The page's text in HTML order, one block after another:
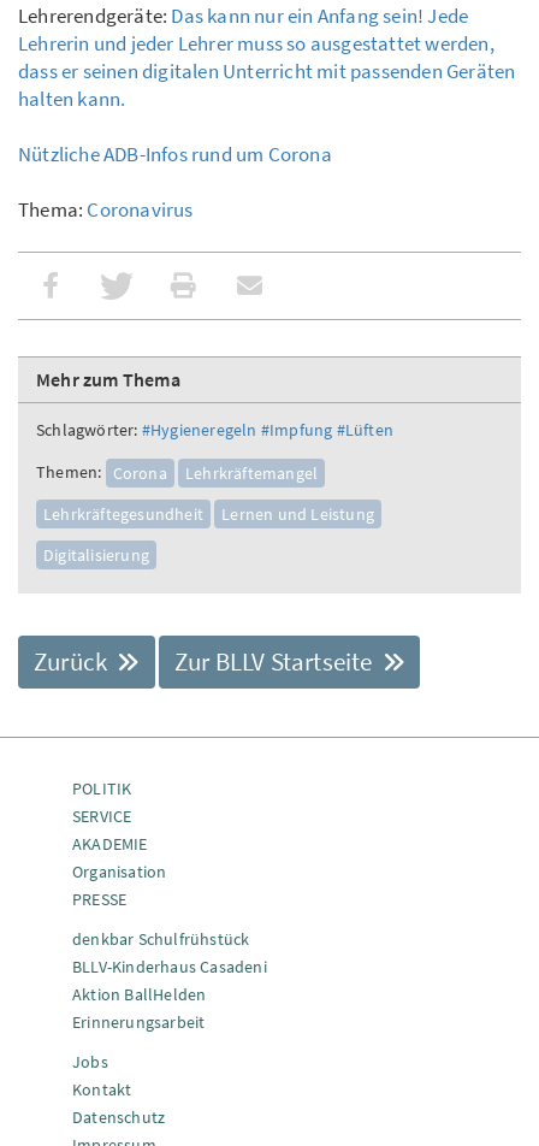
Lehrerendgeräte: Das kann nur ein Anfang sein! Jede
Lehrerin und jeder Lehrer muss so ausgestattet werden,
dass er seinen digitalen Unterricht mit passenden Geräten
halten kann.
Nützliche ADB-Infos rund um Corona
Thema: Coronavirus
Mehr zum Thema
Schlagwörter: #Hygieneregeln #Impfung #Lüften
Themen:
Corona
Lehrkräftemangel
Lehrkräftegesundheit
Lernen und Leistung
Digitalisierung
Zurück Zur BLLV Startseite
POLITIK
SERVICE
AKADEMIE
Organisation
PRESSE
denkbar Schulfrühstück
BLLV-Kinderhaus Casadeni
Aktion BallHelden
Erinnerungsarbeit
Jobs
Kontakt
Datenschutz